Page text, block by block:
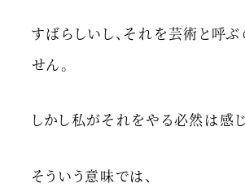
すばらしいし、それを芸術と呼
せん。
しかし私がそれをやる必然は感
そういう意味では、